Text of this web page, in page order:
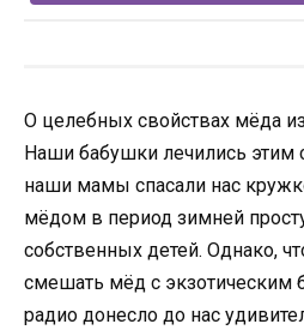
О целебных свойствах мёда
Наши бабушки лечились этим
наши мамы спасали нас
мёдом в период зимней
собственных детей. Однако,
смешать мёд с экзотическим
радио донесло до нас